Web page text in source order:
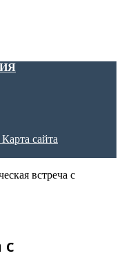
Карта сайта
встреча с
с